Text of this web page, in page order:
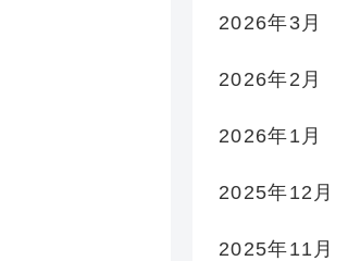
2026年3月
2026年2月
2026年1月
2025年12月
2025年11月